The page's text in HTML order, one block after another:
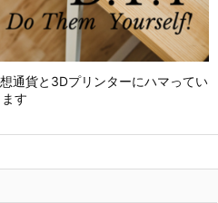
通貨と3Dプリンターにハマってい
ます